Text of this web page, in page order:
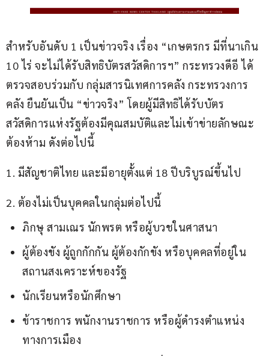
สำหรับอันดับ 1 เป็นข่าวจริง เรื่อง “เกษตรกร มีที่นาเกิน
10 ไร่ จะไม่ได้รับสิทธิบัตรสวัสดิการฯ” กระทรวงดีอี ได้
ตรวจสอบร่วมกับ กลุ่มสารนิเทศการคลัง กระทรวงการ
คลัง ยืนยันเป็น “ข่าวจริง” โดยผู้มีสิทธิได้รับบัตร
สวัสดิการแห่งรัฐต้องมีคุณสมบัติและไม่เข้าข่ายลักษณะ
ต้องห้าม ดังต่อไปนี้
1. มีสัญชาติไทย และมีอายุตั้งแต่ 18 ปีบริบูรณ์ขึ้นไป
2. ต้องไม่เป็นบุคคลในกลุ่มต่อไปนี้
ภิกษุ สามเณร นักพรต หรือผู้บวชในศาสนา
ผู้ต้องขัง ผู้ถูกกักกัน ผู้ต้องกักขัง หรือบุคคลที่อยู่ใน
สถานสงเคราะห์ของรัฐ
นักเรียนหรือนักศึกษา
ข้าราชการ พนักงานราชการ หรือผู้ดำรงตำแหน่ง
ทางการเมือง